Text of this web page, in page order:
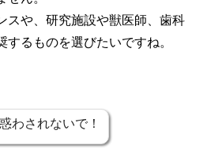
スや、研究施設や獣医師、歯科
するものを選びたいですね。
わされないで！